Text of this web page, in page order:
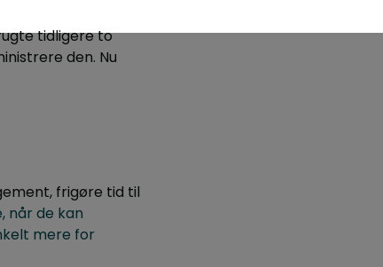
tidligere to
den. Nu
frigøre tid til
når de kan
mere for